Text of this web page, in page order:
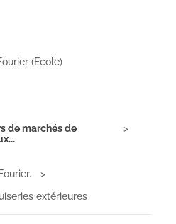
(Ecole)
de marchés de
extérieures